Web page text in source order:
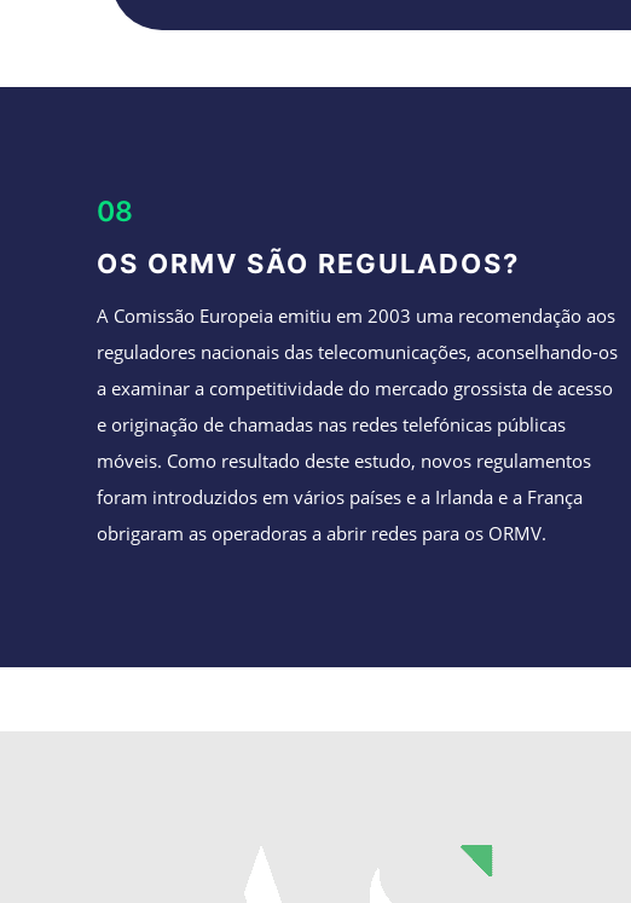
08
OS ORMV SÃO REGULADOS?
A Comissão Europeia emitiu em 2003 uma recomendação aos
reguladores nacionais das telecomunicações, aconselhando-os
a examinar a competitividade do mercado grossista de acesso
e originação de chamadas nas redes telefónicas públicas
móveis. Como resultado deste estudo, novos regulamentos
foram introduzidos em vários países e a Irlanda e a França
obrigaram as operadoras a abrir redes para os ORMV.